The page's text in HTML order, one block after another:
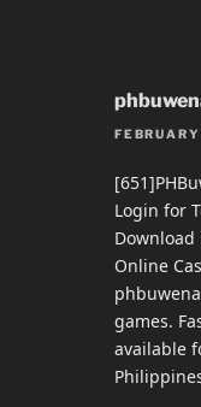
Login for
Download
Online
games.
available